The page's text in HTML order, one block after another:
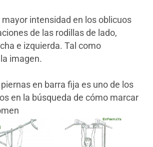
intensidad en los oblicuos
de las rodillas de lado,
e izquierda. Tal como
imagen.
en barra fija es uno de los
en la búsqueda de cómo marcar